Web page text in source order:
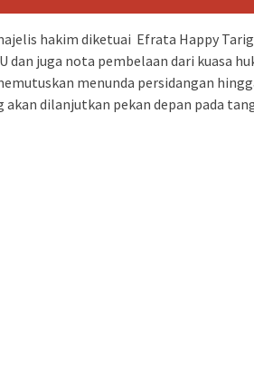
hakim diketuai Efrata Happy
dan juga nota pembelaan dari kuasa
menunda persidangan
akan dilanjutkan pekan depan pada